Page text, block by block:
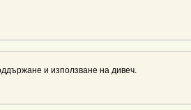
и използване на дивеч.